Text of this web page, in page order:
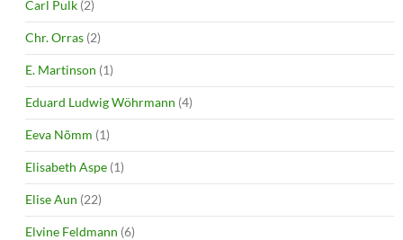
Carl Pulk (2)
Chr. Orras (2)
E. Martinson (1)
Eduard Ludwig Wöhrmann (4)
Eeva Nõmm (1)
Elisabeth Aspe (1)
Elise Aun (22)
Elvine Feldmann (6)